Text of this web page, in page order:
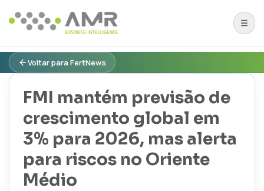
Voltar para FertNews
FMI mantém previsão de
crescimento global em
3% para 2026, mas alerta
para riscos no Oriente
Médio